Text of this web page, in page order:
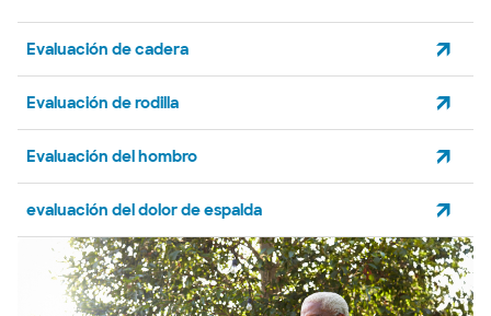
Evaluación de cadera
Evaluación de rodilla
Evaluación del hombro
evaluación del dolor de espalda